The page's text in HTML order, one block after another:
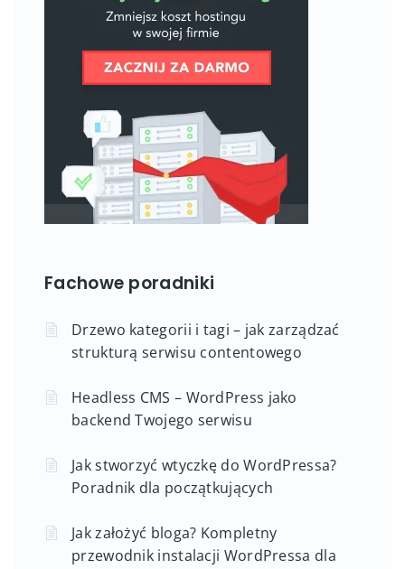
Fachowe poradniki
Drzewo kategorii i tagi – jak zarządzać
strukturą serwisu contentowego
Headless CMS – WordPress jako
backend Twojego serwisu
Jak stworzyć wtyczkę do WordPressa?
Poradnik dla początkujących
Jak założyć bloga? Kompletny
przewodnik instalacji WordPressa dla